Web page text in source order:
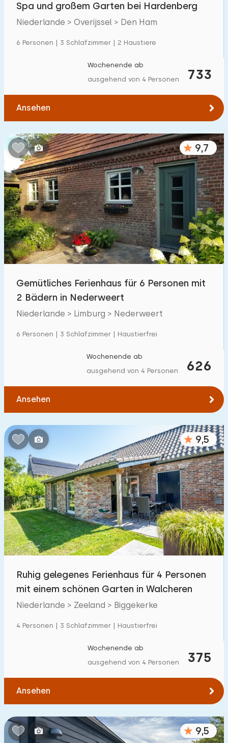
Zum Wald(max. km):
1 2 5 10 20
Zu öffentlichen Verkehrsmitteln(max. km):
0,2 0,5 1 2 5
Unterkunft
Nicht im Ferienpark 56
Im Ferienpark 73
Einfamilienhaus 107
Ferienbauernhof
Villa
Ferienwohnung
Kindermöbel 46
Eingezäunter Garten
Spielgeräte im Garten 26
Hallenbad 24
Freibad 7
Kinderanimation 15
Kindereinrichtungen im Park 19
Zugänglichkeit
Eingeschränkte Mobilität
Spa und großem Garten bei Hardenberg
Niederlande > Overijssel > Den Ham
6 Personen | 3 Schlafzimmer | 2 Haustiere
733
Wochenende ab
ausgehend von 4 Personen
Ansehen
9,7
Gemütliches Ferienhaus für 6 Personen mit
2 Bädern in Nederweert
Niederlande > Limburg > Nederweert
6 Personen | 3 Schlafzimmer | Haustierfrei
626
Wochenende ab
ausgehend von 4 Personen
Ansehen
9,5
Ruhig gelegenes Ferienhaus für 4 Personen
mit einem schönen Garten in Walcheren
Niederlande > Zeeland > Biggekerke
4 Personen | 3 Schlafzimmer | Haustierfrei
375
Wochenende ab
ausgehend von 4 Personen
Ansehen
9,5